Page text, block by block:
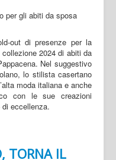
out di presenze per la
2024 di abiti da
Nel suggestivo
lo stilista casertano
moda italiana e anche
con le sue creazioni
eccellenza.
TORNA IL